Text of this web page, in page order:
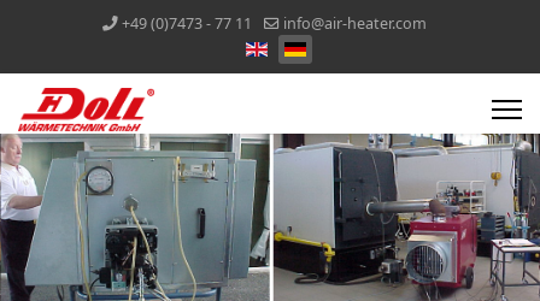
+49 (0)7473 - 77 11 info@air-heater.com